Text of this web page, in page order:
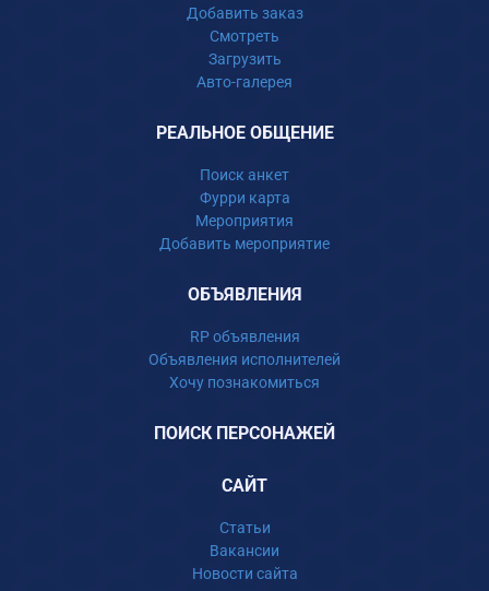
Добавить заказ
Смотреть
Загрузить
Авто-галерея
РЕАЛЬНОЕ ОБЩЕНИЕ
Поиск анкет
Фурри карта
Мероприятия
Добавить мероприятие
ОБЪЯВЛЕНИЯ
RP объявления
Объявления исполнителей
Хочу познакомиться
ПОИСК ПЕРСОНАЖЕЙ
САЙТ
Статьи
Вакансии
Новости сайта